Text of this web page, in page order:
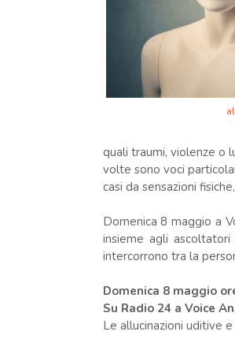
quali traumi, violenze o
volte sono voci
casi da sensazioni
Domenica 8 maggio a
insieme agli
intercorrono tra la
Domenica 8 maggio
Su Radio 24 a Voice
Le allucinazioni uditive